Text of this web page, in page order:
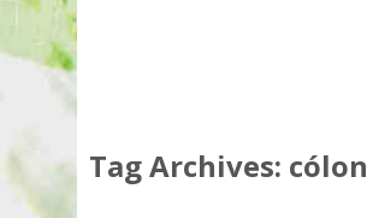
Tag Archives: cólon